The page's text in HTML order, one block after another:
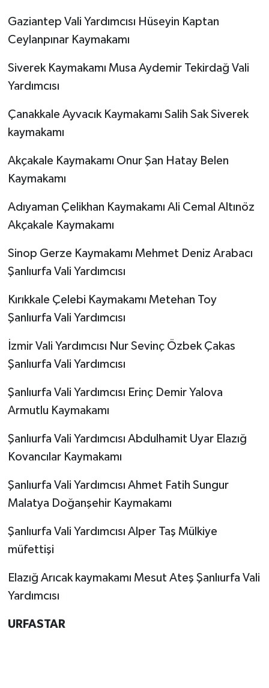
Gaziantep Vali Yardımcısı Hüseyin Kaptan
Ceylanpınar Kaymakamı
Siverek Kaymakamı Musa Aydemir Tekirdağ Vali
Yardımcısı
Çanakkale Ayvacık Kaymakamı Salih Sak Siverek
kaymakamı
Akçakale Kaymakamı Onur Şan Hatay Belen
Kaymakamı
Adıyaman Çelikhan Kaymakamı Ali Cemal Altınöz
Akçakale Kaymakamı
Sinop Gerze Kaymakamı Mehmet Deniz Arabacı
Şanlıurfa Vali Yardımcısı
Kırıkkale Çelebi Kaymakamı Metehan Toy
Şanlıurfa Vali Yardımcısı
İzmir Vali Yardımcısı Nur Sevinç Özbek Çakas
Şanlıurfa Vali Yardımcısı
Şanlıurfa Vali Yardımcısı Erinç Demir Yalova
Armutlu Kaymakamı
Şanlıurfa Vali Yardımcısı Abdulhamit Uyar Elazığ
Kovancılar Kaymakamı
Şanlıurfa Vali Yardımcısı Ahmet Fatih Sungur
Malatya Doğanşehir Kaymakamı
Şanlıurfa Vali Yardımcısı Alper Taş Mülkiye
müfettişi
Elazığ Arıcak kaymakamı Mesut Ateş Şanlıurfa Vali
Yardımcısı
URFASTAR